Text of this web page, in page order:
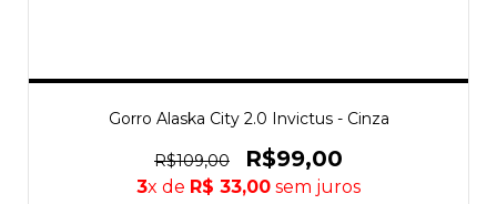
Gorro Alaska City 2.0 Invictus - Cinza
R$109,00 R$99,00
3x de R$ 33,00 sem juros